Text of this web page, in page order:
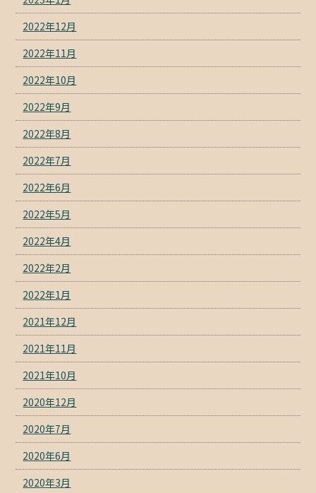
2022年12月
2022年11月
2022年10月
2022年9月
2022年8月
2022年7月
2022年6月
2022年5月
2022年4月
2022年2月
2022年1月
2021年12月
2021年11月
2021年10月
2020年12月
2020年7月
2020年6月
2020年3月